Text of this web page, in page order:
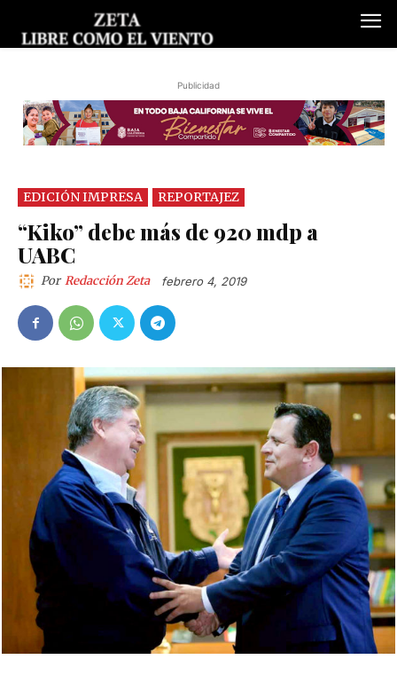
Publicidad
EDICIÓN IMPRESA REPORTAJEZ
“Kiko” debe más de 920 mdp a
UABC
Redacción Zeta